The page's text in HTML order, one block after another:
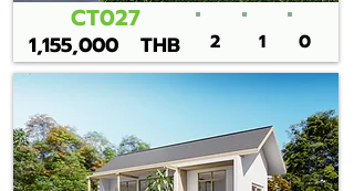
CT027
1,155,000 THB 2 1 0